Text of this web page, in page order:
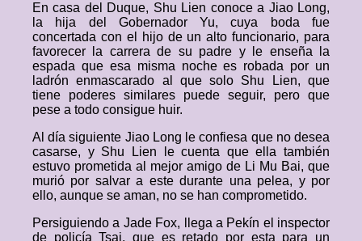
En casa del Duque, Shu Lien conoce a Jiao Long,
la hija del Gobernador Yu, cuya boda fue
concertada con el hijo de un alto funcionario, para
favorecer la carrera de su padre y le enseña la
espada que esa misma noche es robada por un
ladrón enmascarado al que solo Shu Lien, que
tiene poderes similares puede seguir, pero que
pese a todo consigue huir.
Al día siguiente Jiao Long le confiesa que no desea
casarse, y Shu Lien le cuenta que ella también
estuvo prometida al mejor amigo de Li Mu Bai, que
murió por salvar a este durante una pelea, y por
ello, aunque se aman, no se han comprometido.
Persiguiendo a Jade Fox, llega a Pekín el inspector
de policía Tsai, que es retado por esta para un